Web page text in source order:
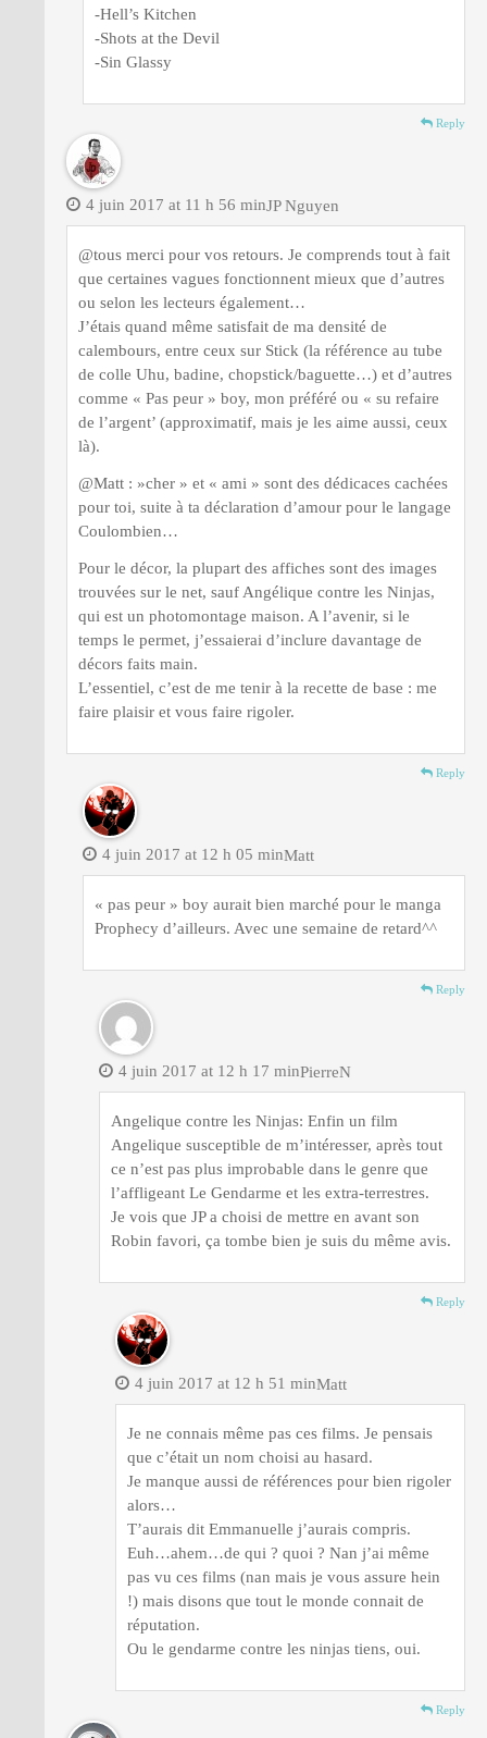
-Hell’s Kitchen
-Shots at the Devil
-Sin Glassy
Reply
JP Nguyen
4 juin 2017 at 11 h 56 min
@tous merci pour vos retours. Je comprends tout à fait
que certaines vagues fonctionnent mieux que d’autres
ou selon les lecteurs également…
J’étais quand même satisfait de ma densité de
calembours, entre ceux sur Stick (la référence au tube
de colle Uhu, badine, chopstick/baguette…) et d’autres
comme « Pas peur » boy, mon préféré ou « su refaire
de l’argent’ (approximatif, mais je les aime aussi, ceux
là).
@Matt : »cher » et « ami » sont des dédicaces cachées
pour toi, suite à ta déclaration d’amour pour le langage
Coulombien…
Pour le décor, la plupart des affiches sont des images
trouvées sur le net, sauf Angélique contre les Ninjas,
qui est un photomontage maison. A l’avenir, si le
temps le permet, j’essaierai d’inclure davantage de
décors faits main.
L’essentiel, c’est de me tenir à la recette de base : me
faire plaisir et vous faire rigoler.
Reply
Matt
4 juin 2017 at 12 h 05 min
« pas peur » boy aurait bien marché pour le manga
Prophecy d’ailleurs. Avec une semaine de retard^^
Reply
PierreN
4 juin 2017 at 12 h 17 min
Angelique contre les Ninjas: Enfin un film
Angelique susceptible de m’intéresser, après tout
ce n’est pas plus improbable dans le genre que
l’affligeant Le Gendarme et les extra-terrestres.
Je vois que JP a choisi de mettre en avant son
Robin favori, ça tombe bien je suis du même avis.
Reply
Matt
4 juin 2017 at 12 h 51 min
Je ne connais même pas ces films. Je pensais
que c’était un nom choisi au hasard.
Je manque aussi de références pour bien rigoler
alors…
T’aurais dit Emmanuelle j’aurais compris.
Euh…ahem…de qui ? quoi ? Nan j’ai même
pas vu ces films (nan mais je vous assure hein
!) mais disons que tout le monde connait de
réputation.
Ou le gendarme contre les ninjas tiens, oui.
Reply